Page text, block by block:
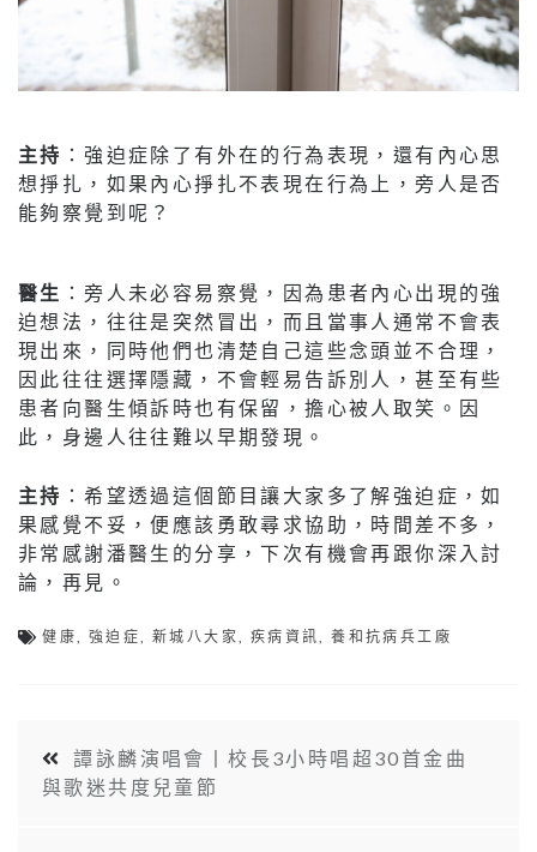
主持 ：強迫症除了有外在的行為表現，還有內心思
想掙扎，如果內心掙扎不表現在行為上，旁人是否
能夠察覺到呢？
醫生 ：旁人未必容易察覺，因為患者內心出現的強
迫想法，往往是突然冒出，而且當事人通常不會表
現出來，同時他們也清楚自己這些念頭並不合理，
因此往往選擇隱藏，不會輕易告訴別人，甚至有些
患者向醫生傾訴時也有保留，擔心被人取笑。因
此，身邊人往往難以早期發現。
主持 ：希望透過這個節目讓大家多了解強迫症，如
果感覺不妥，便應該勇敢尋求協助，時間差不多，
非常感謝潘醫生的分享，下次有機會再跟你深入討
論，再見。
健康 ,強迫症 ,新城八大家 疾病資訊 ,養和抗病兵工廠
譚詠麟演唱會丨校長3小時唱超30首金曲
與歌迷共度兒童節